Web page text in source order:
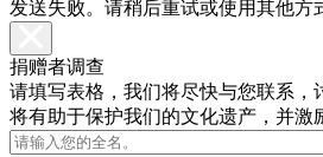
发送失败。请稍后重试或使用其他方
捐赠者调查
请填写表格，我们将尽快与您联系，
将有助于保护我们的文化遗产，并激